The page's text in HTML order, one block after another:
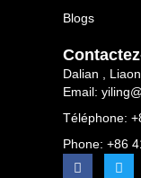
Blogs
Dalian ,
Email:
Téléphone:
Phone: +86
F
a
T
w